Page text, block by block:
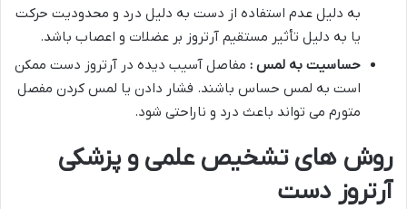
به دلیل عدم استفاده از دست به دلیل درد و محدودیت حرکت
یا به دلیل تأثیر مستقیم آرتروز بر عضلات و اعصاب باشد.
حساسیت به لمس : مفاصل آسیب دیده در آرتروز دست ممکن
است به لمس حساس باشند. فشار دادن یا لمس کردن مفصل
متورم می تواند باعث درد و ناراحتی شود.
روش های تشخیص علمی و پزشکی
آرتروز دست